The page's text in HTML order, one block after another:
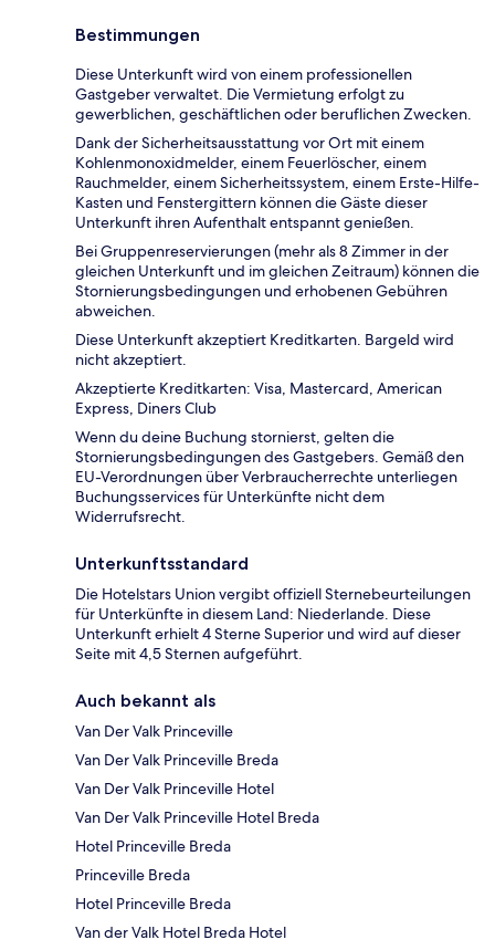
Bestimmungen
Diese Unterkunft wird von einem professionellen
Gastgeber verwaltet. Die Vermietung erfolgt zu
gewerblichen, geschäftlichen oder beruflichen Zwecken.
Dank der Sicherheitsausstattung vor Ort mit einem
Kohlenmonoxidmelder, einem Feuerlöscher, einem
Rauchmelder, einem Sicherheitssystem, einem Erste-Hilfe-
Kasten und Fenstergittern können die Gäste dieser
Unterkunft ihren Aufenthalt entspannt genießen.
Bei Gruppenreservierungen (mehr als 8 Zimmer in der
gleichen Unterkunft und im gleichen Zeitraum) können die
Stornierungsbedingungen und erhobenen Gebühren
abweichen.
Diese Unterkunft akzeptiert Kreditkarten. Bargeld wird
nicht akzeptiert.
Akzeptierte Kreditkarten: Visa, Mastercard, American
Express, Diners Club
Wenn du deine Buchung stornierst, gelten die
Stornierungsbedingungen des Gastgebers. Gemäß den
EU-Verordnungen über Verbraucherrechte unterliegen
Buchungsservices für Unterkünfte nicht dem
Widerrufsrecht.
Unterkunftsstandard
Die Hotelstars Union vergibt offiziell Sternebeurteilungen
für Unterkünfte in diesem Land: Niederlande. Diese
Unterkunft erhielt 4 Sterne Superior und wird auf dieser
Seite mit 4,5 Sternen aufgeführt.
Auch bekannt als
Van Der Valk Princeville
Van Der Valk Princeville Breda
Van Der Valk Princeville Hotel
Van Der Valk Princeville Hotel Breda
Hotel Princeville Breda
Princeville Breda
Hotel Princeville Breda
Van der Valk Hotel Breda Hotel